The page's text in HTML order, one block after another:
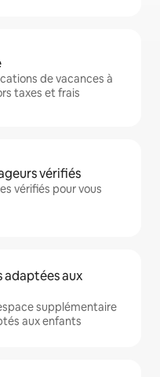
de vacances à
taxes et frais
vérifiés
vérifiés pour vous
adaptées aux
supplémentaire
aux enfants